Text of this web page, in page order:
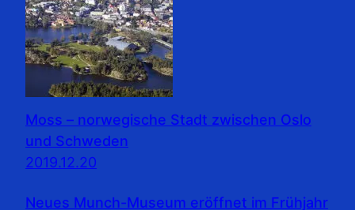
Moss – norwegische Stadt zwischen Oslo
und Schweden
2019.12.20
Neues Munch-Museum eröffnet im Frühjahr